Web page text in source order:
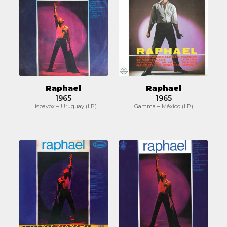
Raphael
1965
Hispavox – Uruguay (LP)
Raphael
1965
Gamma – México (LP)
Raphael Raphael